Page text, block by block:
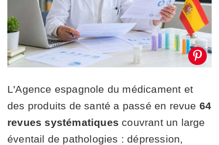
L'Agence espagnole du médicament et
des produits de santé a passé en revue 64
revues systématiques couvrant un large
éventail de pathologies : dépression,